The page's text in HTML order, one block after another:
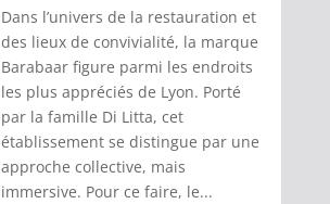
Dans l’univers de la restauration et
des lieux de convivialité, la marque
Barabaar figure parmi les endroits
les plus appréciés de Lyon. Porté
par la famille Di Litta, cet
établissement se distingue par une
approche collective, mais
immersive. Pour ce faire, le...